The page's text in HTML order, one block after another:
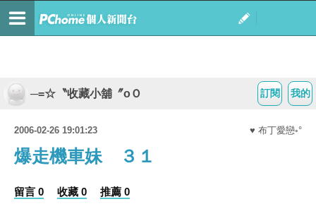
我的
訂閱
─=☆〝收藏小舖〞oＯ
2006-02-26 19:01:23 ♥ 布丁愛戀◦°
爆走機車妹 ３１
留言 0 收藏 0 推薦 0